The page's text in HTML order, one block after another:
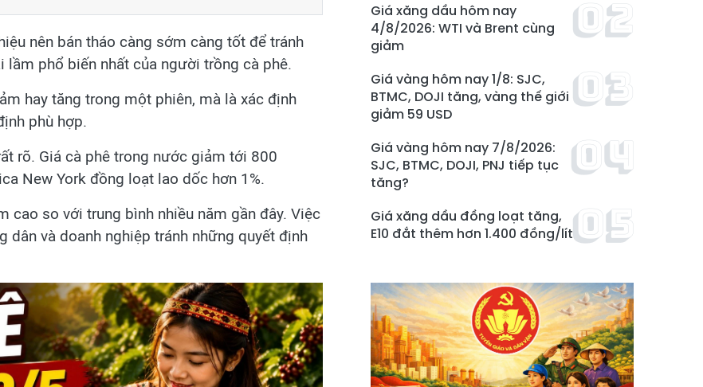
nên bán tháo càng sớm càng tốt để tránh
lầm phổ biến nhất của người trồng cà phê.
hay tăng trong một phiên, mà là xác định
phù hợp.
rõ. Giá cà phê trong nước giảm tới 800
New York đồng loạt lao dốc hơn 1%.
cao so với trung bình nhiều năm gần đây. Việc
dân và doanh nghiệp tránh những quyết định
Giá xăng dầu hôm nay
4/8/2026: WTI và Brent cùng
giảm
Giá vàng hôm nay 1/8: SJC,
BTMC, DOJI tăng, vàng thế giới
giảm 59 USD
Giá vàng hôm nay 7/8/2026:
SJC, BTMC, DOJI, PNJ tiếp tục
tăng?
Giá xăng dầu đồng loạt tăng,
E10 đắt thêm hơn 1.400 đồng/lít